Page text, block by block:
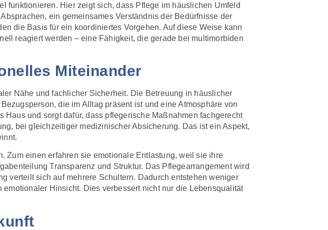
funktionieren. Hier zeigt sich, dass Pflege im häuslichen Umfeld
ein gemeinsames Verständnis der Bedürfnisse der
die Basis für ein koordiniertes Vorgehen. Auf diese Weise kann
reagiert werden – eine Fähigkeit, die gerade bei multimorbiden
Miteinander
Nähe und fachlicher Sicherheit. Die Betreuung in häuslicher
die im Alltag präsent ist und eine Atmosphäre von
und sorgt dafür, dass pflegerische Maßnahmen fachgerecht
bei gleichzeitiger medizinischer Absicherung. Das ist ein Aspekt,
Zum einen erfahren sie emotionale Entlastung, weil sie ihre
Transparenz und Struktur. Das Pflegearrangement wird
verteilt sich auf mehrere Schultern. Dadurch entstehen weniger
Hinsicht. Dies verbessert nicht nur die Lebensqualität